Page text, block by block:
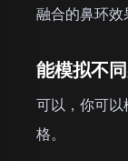
融合的鼻环效
能模拟不
可以，你可
格。